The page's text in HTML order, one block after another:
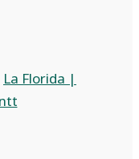
La Florida |